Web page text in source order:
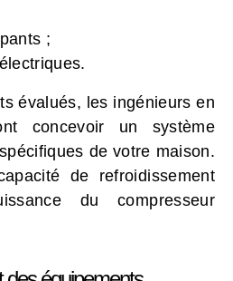
;
évalués, les ingénieurs en
concevoir un système
de votre maison.
de refroidissement
du compresseur